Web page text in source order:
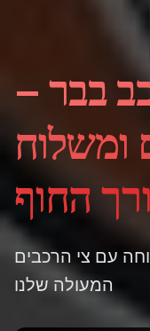
בבר –
ומשלוח
החוף
עם צי הרכבים
המעולה שלנו